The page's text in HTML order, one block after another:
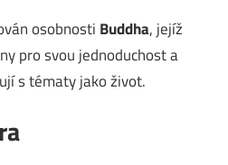
osobnosti Buddha, jejíž
pro svou jednoduchost a
s tématy jako život.